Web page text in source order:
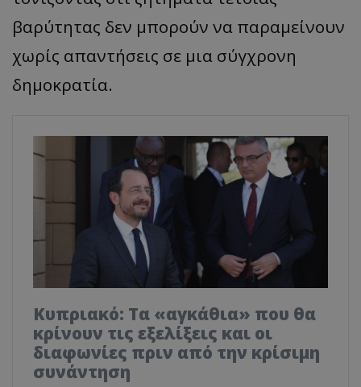
βαρύτητας δεν μπορούν να παραμείνουν
χωρίς απαντήσεις σε μια σύγχρονη
δημοκρατία.
Κυπριακό: Τα «αγκάθια» που θα
κρίνουν τις εξελίξεις και οι
διαφωνίες πριν από την κρίσιμη
συνάντηση